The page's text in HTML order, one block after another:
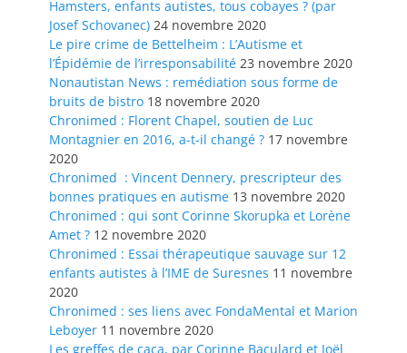
Hamsters, enfants autistes, tous cobayes ? (par
Josef Schovanec) 24 novembre 2020
Le pire crime de Bettelheim : L’Autisme et
l’Épidémie de l’irresponsabilité 23 novembre 2020
Nonautistan News : remédiation sous forme de
bruits de bistro 18 novembre 2020
Chronimed : Florent Chapel, soutien de Luc
Montagnier en 2016, a-t-il changé ? 17 novembre
2020
Chronimed : Vincent Dennery, prescripteur des
bonnes pratiques en autisme 13 novembre 2020
Chronimed : qui sont Corinne Skorupka et Lorène
Amet ? 12 novembre 2020
Chronimed : Essai thérapeutique sauvage sur 12
enfants autistes à l’IME de Suresnes 11 novembre
2020
Chronimed : ses liens avec FondaMental et Marion
Leboyer 11 novembre 2020
Les greffes de caca, par Corinne Baculard et Joël